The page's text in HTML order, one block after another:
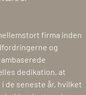
firma inden
og
dedikation, at
de seneste år, hvilket